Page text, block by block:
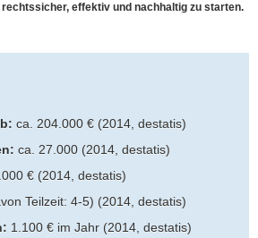
effektiv und nachhaltig zu starten.
ca. 204.000 € (2014, destatis)
ca. 27.000 (2014, destatis)
€ (2014, destatis)
Teilzeit: 4-5) (2014, destatis)
1.100 € im Jahr (2014, destatis)